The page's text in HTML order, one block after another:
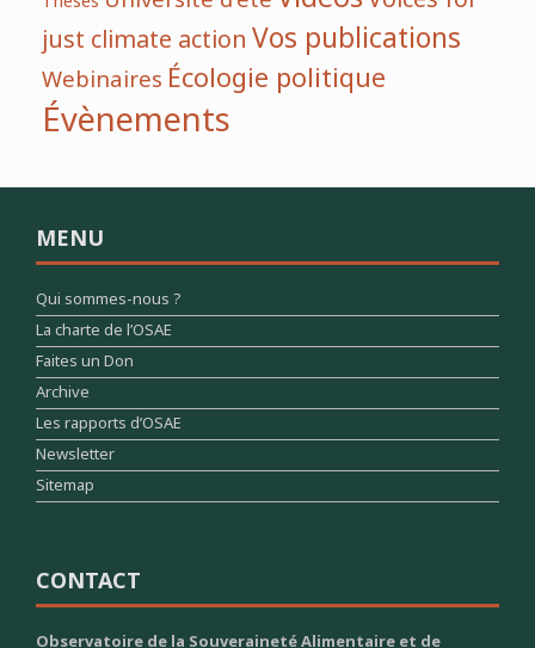
just climate actionVos publications
WebinairesÉcologie politique
Évènements
MENU
Qui sommes-nous ?
La charte de l’OSAE
Faites un Don
Archive
Les rapports d’OSAE
Newsletter
Sitemap
CONTACT